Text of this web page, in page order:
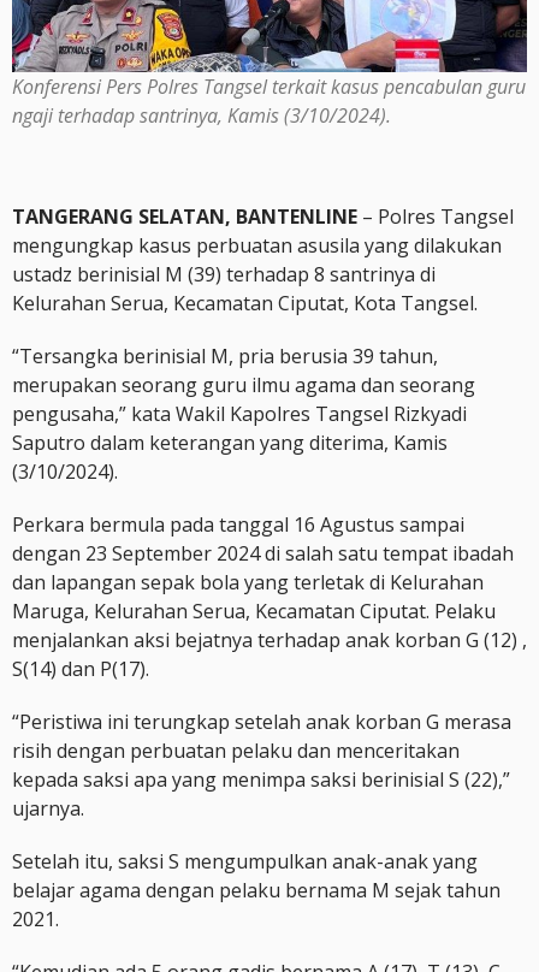
Konferensi Pers Polres Tangsel terkait kasus pencabulan guru
ngaji terhadap santrinya, Kamis (3/10/2024).
TANGERANG SELATAN, BANTENLINE – Polres Tangsel
mengungkap kasus perbuatan asusila yang dilakukan
ustadz berinisial M (39) terhadap 8 santrinya di
Kelurahan Serua, Kecamatan Ciputat, Kota Tangsel.
“Tersangka berinisial M, pria berusia 39 tahun,
merupakan seorang guru ilmu agama dan seorang
pengusaha,” kata Wakil Kapolres Tangsel Rizkyadi
Saputro dalam keterangan yang diterima, Kamis
(3/10/2024).
Perkara bermula pada tanggal 16 Agustus sampai
dengan 23 September 2024 di salah satu tempat ibadah
dan lapangan sepak bola yang terletak di Kelurahan
Maruga, Kelurahan Serua, Kecamatan Ciputat. Pelaku
menjalankan aksi bejatnya terhadap anak korban G (12) ,
S(14) dan P(17).
“Peristiwa ini terungkap setelah anak korban G merasa
risih dengan perbuatan pelaku dan menceritakan
kepada saksi apa yang menimpa saksi berinisial S (22),”
ujarnya.
Setelah itu, saksi S mengumpulkan anak-anak yang
belajar agama dengan pelaku bernama M sejak tahun
2021.